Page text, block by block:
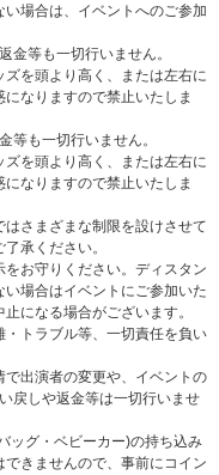
本人様のお名前で必ずご入力
できませんので、あらかじめ
払い方法として選択された場
対し与信照会を行いますが、
期間があるとき、ご注文商品
がございます。
他のお支払い方法をご案内さ
更後のお支払い方法で必要と
、支払い方法の変更および手
承りかねます。あらかじめご了
募時のメールアドレス｣が必要
合、電子チケットのお受け取
注意ください。
ージにてご購入いただく方
録情報とUNIVERSAL MUSI
るようにご登録ください。
効・落選となる場合がござい
らをご確認ください。
場合は、イベントへのご参加
等も一切行いません。
ズを頭より高く、または左右に
なりますので禁止いたしま
等も一切行いません。
ズを頭より高く、または左右に
なりますので禁止いたしま
はさまざまな制限を設けさせて
承ください。
をお守りください。ディスタン
場合はイベントにご参加いた
になる場合がございます。
・トラブル等、一切責任を負い
で出演者の変更や、イベントの
戻しや返金等は一切行いませ
ッグ・ベビーカー)の持ち込み
きませんので、事前にコイン